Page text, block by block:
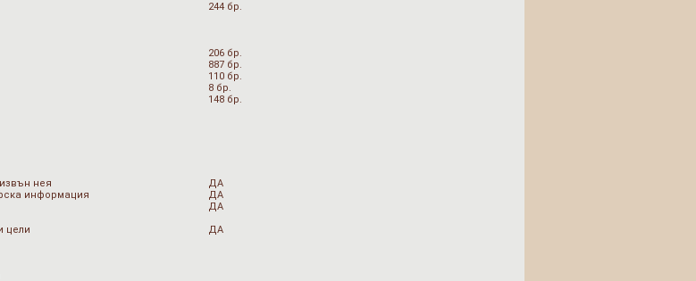
244 бр.
206 бр.
887 бр.
110 бр.
8 бр.
148 бр.
нея
ДА
информация
ДА
ДА
цели
ДА